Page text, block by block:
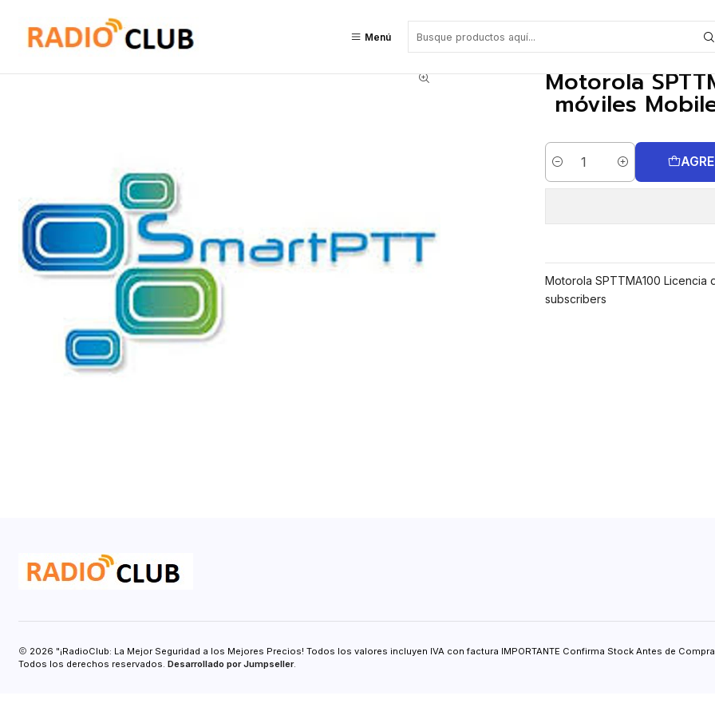
Menú
Software o Licencia
Motorola
móviles
Cantidad
Motorola SPTTMA100
subscribers
2026 "¡RadioClub: La Mejor Seguridad a los Mejores Precios! Todos los valores incluyen IVA con factura IMPORTANTE Confirma Stock Antes de
Todos los derechos reservados. Desarrollado por Jumpseller.